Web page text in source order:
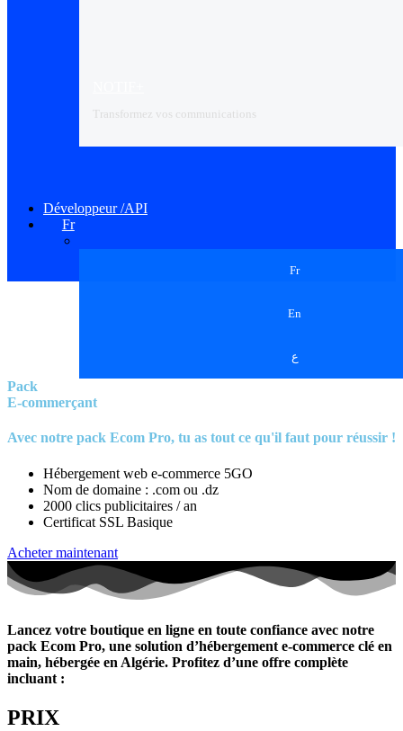
Transformez vos communications
Développeur /API
Fr
Fr
En
ع
Pack
E-commerçant
Avec notre pack Ecom Pro, tu as tout ce qu'il faut pour réussir !
Hébergement web e-commerce 5GO
Nom de domaine : .com ou .dz
2000 clics publicitaires / an
Certificat SSL Basique
Acheter maintenant
Lancez votre boutique en ligne en toute confiance avec notre
pack Ecom Pro, une solution d’hébergement e-commerce clé en
main, hébergée en Algérie. Profitez d’une offre complète
incluant :
PRIX